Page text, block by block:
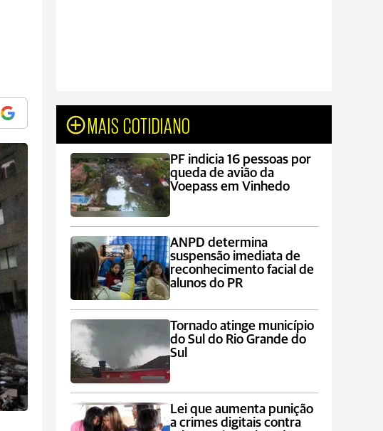
MAIS COTIDIANO
PF indicia 16 pessoas por
queda de avião da
Voepass em Vinhedo
ANPD determina
suspensão imediata de
reconhecimento facial de
alunos do PR
Tornado atinge município
do Sul do Rio Grande do
Sul
Lei que aumenta punição
a crimes digitais contra